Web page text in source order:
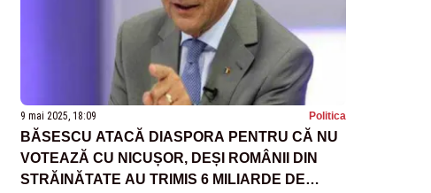
9 mai 2025, 18:09 Politica
BĂSESCU ATACĂ DIASPORA PENTRU CĂ NU
VOTEAZĂ CU NICUȘOR, DEȘI ROMÂNII DIN
STRĂINĂTATE AU TRIMIS 6 MILIARDE DE